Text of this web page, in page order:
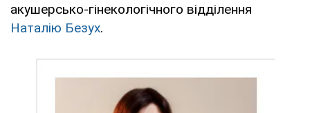
акушерсько-гінекологічного відділення
Наталію Безух.